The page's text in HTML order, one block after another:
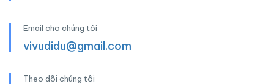
Email cho chúng tôi
vivudidu@gmail.com
Theo dõi chúng tôi